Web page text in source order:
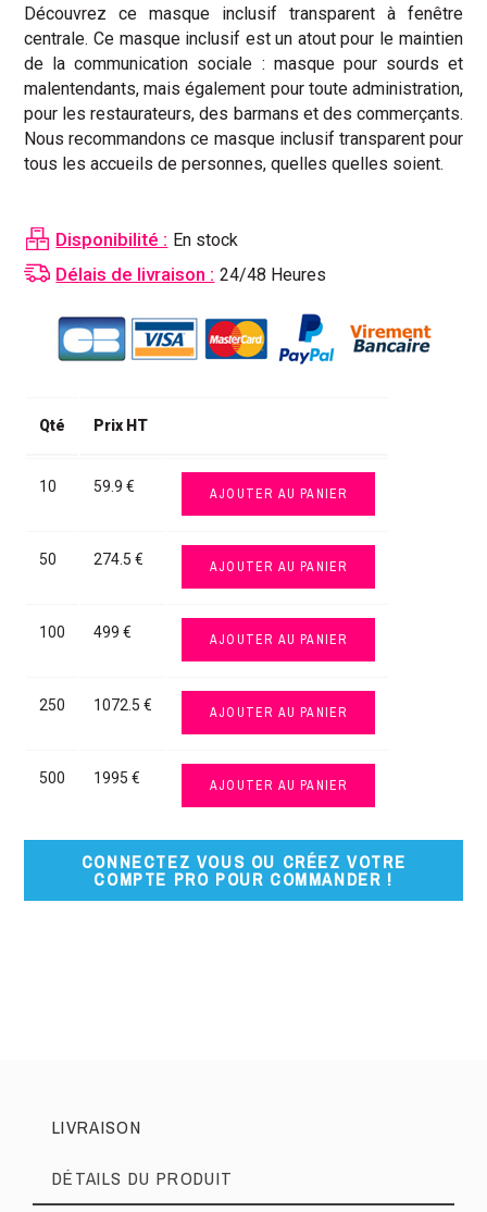
Découvrez ce masque inclusif transparent à fenêtre
centrale. Ce masque inclusif est un atout pour le maintien
de la communication sociale : masque pour sourds et
malentendants, mais également pour toute administration,
pour les restaurateurs, des barmans et des commerçants.
Nous recommandons ce masque inclusif transparent pour
tous les accueils de personnes, quelles quelles soient.
Disponibilité : En stock
Délais de livraison : 24/48 Heures
Qté Prix HT
10 59.9 € AJOUTER AU PANIER
50 274.5 € AJOUTER AU PANIER
100 499 € AJOUTER AU PANIER
250 1072.5 € AJOUTER AU PANIER
500 1995 € AJOUTER AU PANIER
CONNECTEZ VOUS OU CRÉEZ VOTRE
COMPTE PRO POUR COMMANDER !
LIVRAISON
DÉTAILS DU PRODUIT